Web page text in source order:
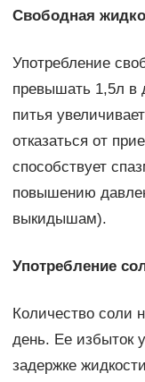
Свободная
Употребление
превышать 1,5л в
питья
отказаться от
способствует
повышению
выкидышам).
Употребление
Количество соли
день. Ее избыток
задержке